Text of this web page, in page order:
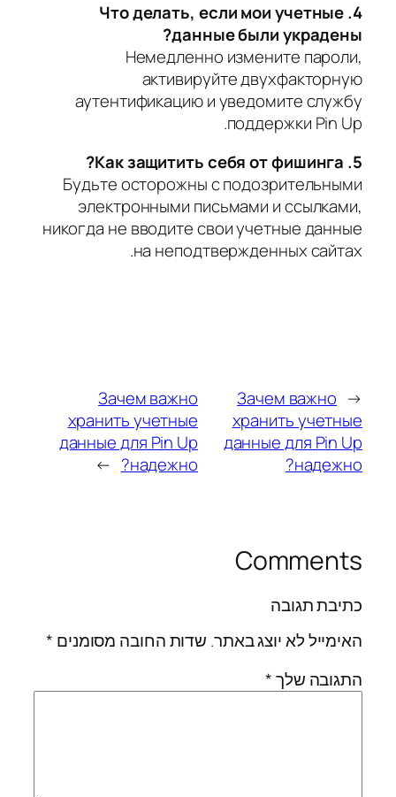
4. Что делать, если мои учетные
данные были украдены?
Немедленно измените пароли,
активируйте двухфакторную
аутентификацию и уведомите службу
поддержки Pin Up.
5. Как защитить себя от фишинга?
Будьте осторожны с подозрительными
электронными письмами и ссылками,
никогда не вводите свои учетные данные
на неподтвержденных сайтах.
←
Зачем важно
хранить учетные
данные для Pin Up
надежно?
Зачем важно
хранить учетные
данные для Pin Up
надежно?
→
Comments
כתיבת תגובה
האימייל לא יוצג באתר. שדות החובה מסומנים *
התגובה שלך*